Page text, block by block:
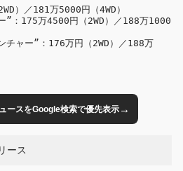
）／181万5000円（4WD）
”：175万4500円（2WD）／188万1000
チャー”：176万円（2WD）／188万
ースをGoogle検索で優先表示→
ース